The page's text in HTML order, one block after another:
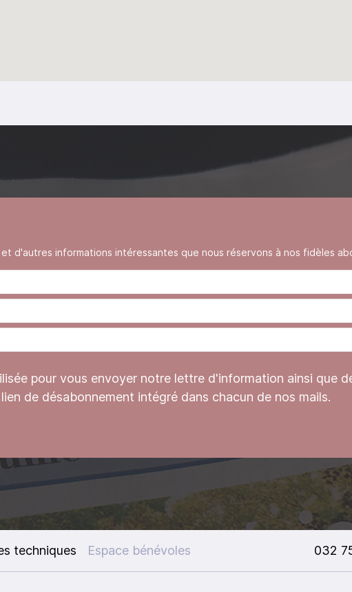
d'autres informations intéressantes que nous réservons à nos fidèles
pour vous envoyer notre lettre d'information ainsi que
de désabonnement intégré dans chacun de nos mails.
techniques Espace bénévoles 032